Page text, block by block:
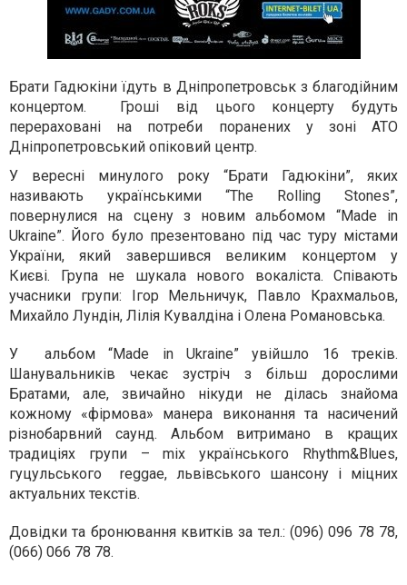
​Брати Гадюкіни їдуть в Дніпропетровськ з благодійним
концертом​. Гроші від цього концерту будуть
перераховані на потреби поранених у зоні АТО
Дніпропетровський опіковий центр.
У вересні минулого року “Брати Гадюкіни”, яких
називають українськими “The Rolling Stones”,
повернулися на сцену з новим альбомом “Made in
Ukraine”. Його було презентовано під час туру містами
України, який завершився великим концертом у
Києві. Група не шукала нового вокаліста. Співають
учасники групи: Ігор Мельничук, Павло Крахмальов,
Михайло Лундін, Лілія Кувалдіна і Олена Романовська.
У альбом “Made in Ukraine” увійшло 16 треків.
Шанувальників чекає зустріч з більш дорослими
Братами, але, звичайно нікуди не ділась знайома
кожному «фірмова» манера виконання та насичений
різнобарвний саунд. Альбом витримано в кращих
традиціях групи – mix українського Rhythm&Blues,
гуцульського reggae, львівського шансону і міцних
актуальних текстів.
Довідки та бронювання квитків за тел.: (096) 096 78 78,
(066) 066 78 78.